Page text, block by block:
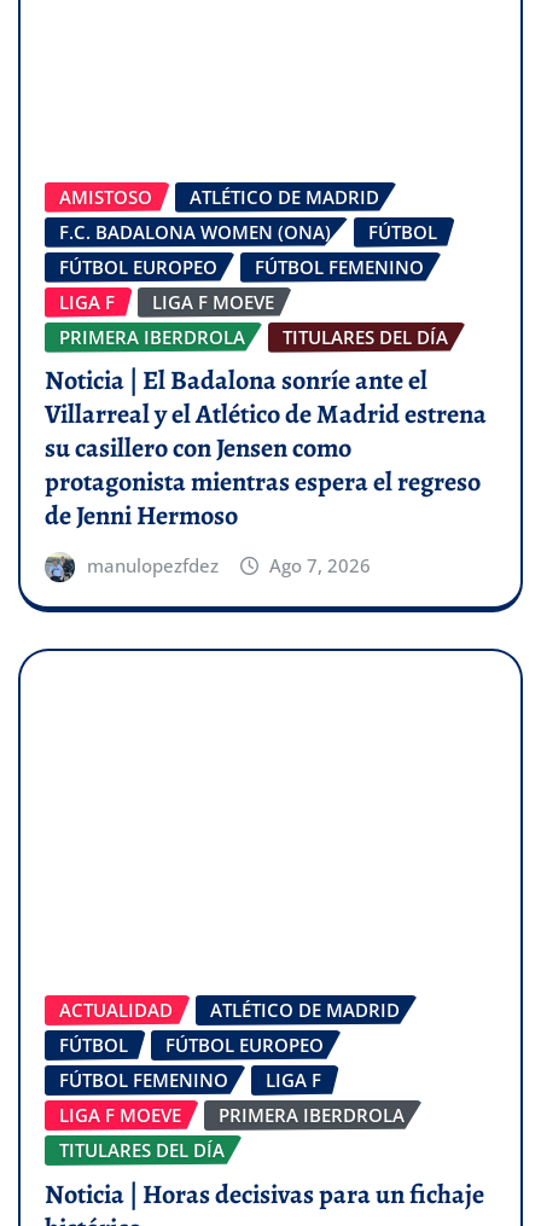
AMISTOSO
ATLÉTICO DE MADRID
F.C. BADALONA WOMEN (ONA)
FÚTBOL
FÚTBOL EUROPEO
FÚTBOL FEMENINO
LIGA F
LIGA F MOEVE
PRIMERA IBERDROLA
TITULARES DEL DÍA
Noticia | El Badalona sonríe ante el
Villarreal y el Atlético de Madrid estrena
su casillero con Jensen como
protagonista mientras espera el regreso
de Jenni Hermoso
manulopezfdez Ago 7, 2026
ACTUALIDAD
ATLÉTICO DE MADRID
FÚTBOL
FÚTBOL EUROPEO
FÚTBOL FEMENINO
LIGA F
LIGA F MOEVE
PRIMERA IBERDROLA
TITULARES DEL DÍA
Noticia | Horas decisivas para un fichaje